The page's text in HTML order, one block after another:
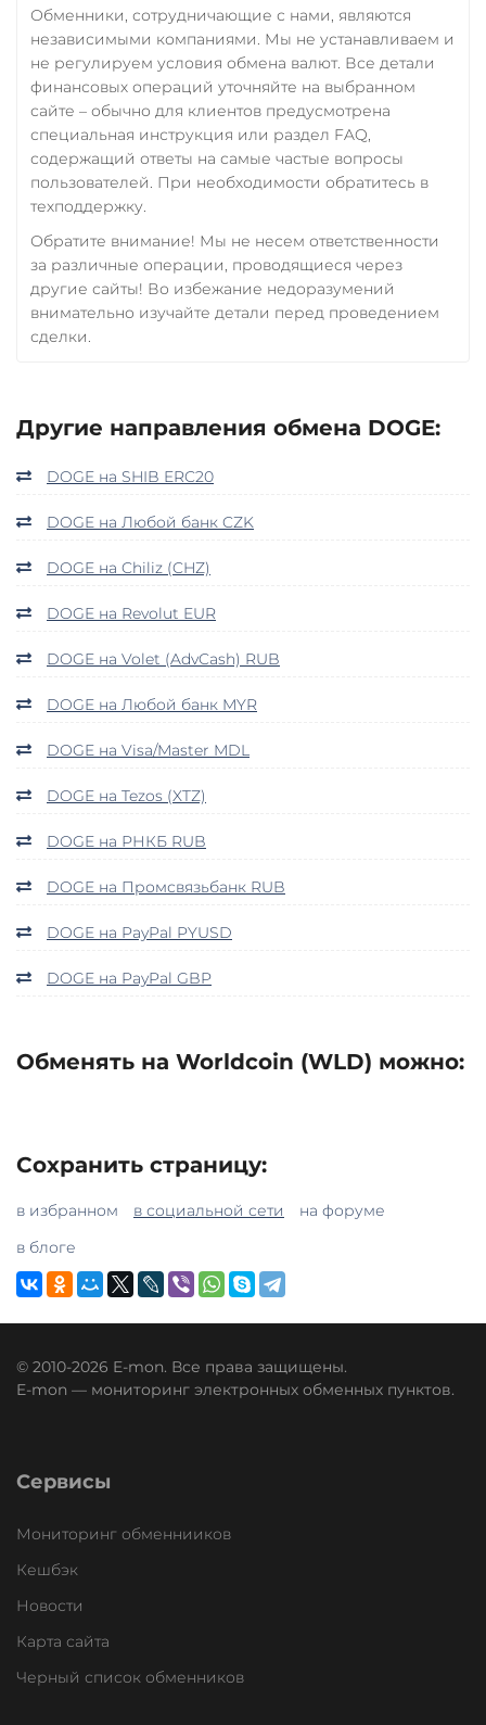
Обменники, сотрудничающие с нами, являются
независимыми компаниями. Мы не устанавливаем и
не регулируем условия обмена валют. Все детали
финансовых операций уточняйте на выбранном
сайте – обычно для клиентов предусмотрена
специальная инструкция или раздел FAQ,
содержащий ответы на самые частые вопросы
пользователей. При необходимости обратитесь в
техподдержку.
Обратите внимание! Мы не несем ответственности
за различные операции, проводящиеся через
другие сайты! Во избежание недоразумений
внимательно изучайте детали перед проведением
сделки.
Другие направления обмена DOGE:
DOGE на SHIB ERC20
DOGE на Любой банк CZK
DOGE на Chiliz (CHZ)
DOGE на Revolut EUR
DOGE на Volet (AdvCash) RUB
DOGE на Любой банк MYR
DOGE на Visa/Master MDL
DOGE на Tezos (XTZ)
DOGE на РНКБ RUB
DOGE на Промсвязьбанк RUB
DOGE на PayPal PYUSD
DOGE на PayPal GBP
Обменять на Worldcoin (WLD) можно:
Сохранить страницу:
в избранном в социальной сети
на форуме
в блоге
© 2010-2026 E-mon. Все права защищены.
E-mon — мониторинг электронных обменных пунктов.
Сервисы
Мониторинг обменнииков
Кешбэк
Новости
Карта сайта
Черный список обменников